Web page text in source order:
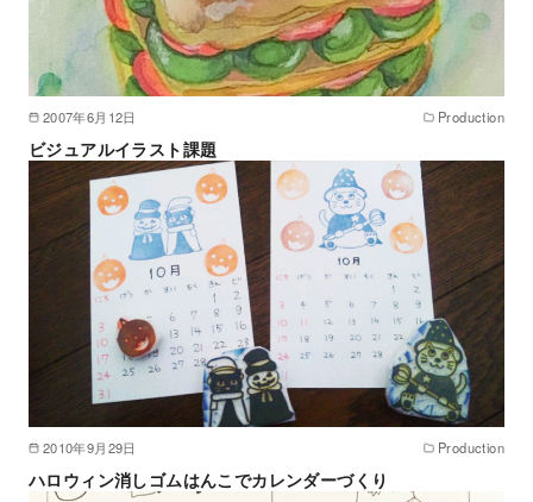
2007年6月12日 Production
ビジュアルイラスト課題
2010年9月29日 Production
ハロウィン消しゴムはんこでカレンダーづくり